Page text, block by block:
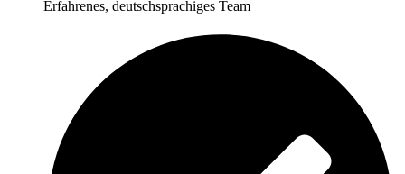
Erfahrenes, deutschsprachiges Team